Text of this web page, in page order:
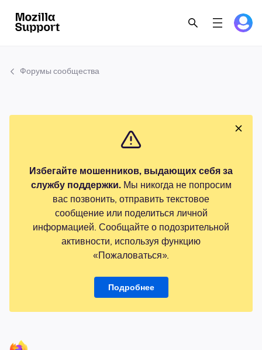
Форумы сообщества
Избегайте мошенников, выдающих себя за
службу поддержки.Мы никогда не попросим
вас позвонить, отправить текстовое
сообщение или поделиться личной
информацией. Сообщайте о подозрительной
активности, используя функцию
«Пожаловаться».
Подробнее